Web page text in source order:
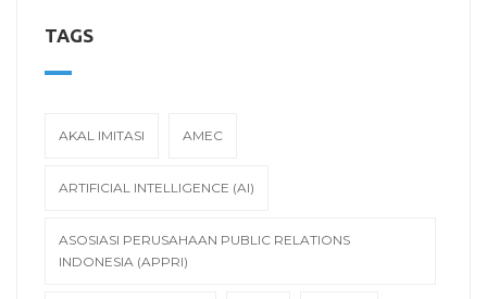
TAGS
AKAL IMITASI AMEC
ARTIFICIAL INTELLIGENCE (AI)
ASOSIASI PERUSAHAAN PUBLIC RELATIONS
INDONESIA (APPRI)